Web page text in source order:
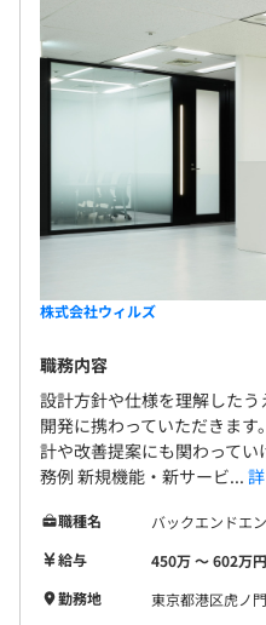
新規の案件では、まずチー
おこない、その内容をメン
チーム構成はリーダーを含
バーはすべてエンジニアで
週間程度の短期のものから
のものまで、案件の規模に
株式会社ウィルズ
職務内容
設計方針や仕様を理解した
開発に携わっていただきま
計や改善提案にも関わって
務例 新規機能・新サービ...
職種名
バックエンドエ
給与
450万 〜 602万円
勤務地
東京都港区虎ノ